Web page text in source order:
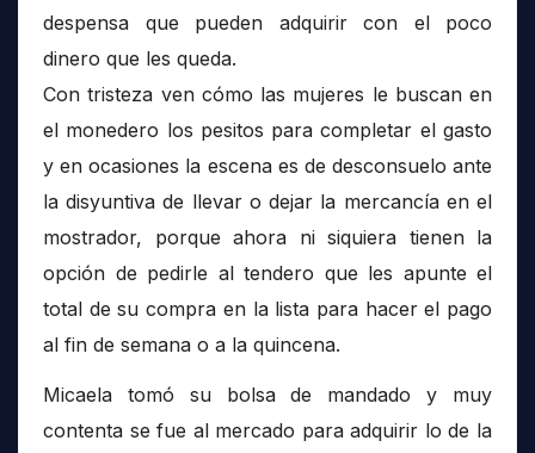
despensa que pueden adquirir con el poco
dinero que les queda.
Con tristeza ven cómo las mujeres le buscan en
el monedero los pesitos para completar el gasto
y en ocasiones la escena es de desconsuelo ante
la disyuntiva de llevar o dejar la mercancía en el
mostrador, porque ahora ni siquiera tienen la
opción de pedirle al tendero que les apunte el
total de su compra en la lista para hacer el pago
al fin de semana o a la quincena.
Micaela tomó su bolsa de mandado y muy
contenta se fue al mercado para adquirir lo de la